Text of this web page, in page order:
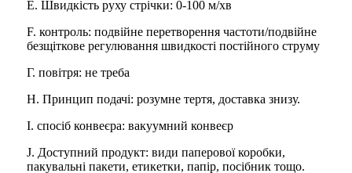
E. Швидкість руху стрічки: 0-100 м/хв
F. контроль: подвійне перетворення частоти/подвійне
безщіткове регулювання швидкості постійного струму
Г. повітря: не треба
H. Принцип подачі: розумне тертя, доставка знизу.
І. спосіб конвеєра: вакуумний конвеєр
J. Доступний продукт: види паперової коробки,
пакувальні пакети, етикетки, папір, посібник тощо.